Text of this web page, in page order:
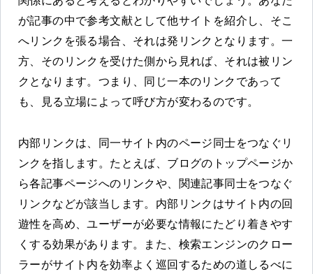
が記事の中で参考文献として他サイトを紹介し、そこ
へリンクを張る場合、それは発リンクとなります。一
方、そのリンクを受けた側から見れば、それは被リン
クとなります。つまり、同じ一本のリンクであって
も、見る立場によって呼び方が変わるのです。
内部リンクは、同一サイト内のページ同士をつなぐリ
ンクを指します。たとえば、ブログのトップページか
ら各記事ページへのリンクや、関連記事同士をつなぐ
リンクなどが該当します。内部リンクはサイト内の回
遊性を高め、ユーザーが必要な情報にたどり着きやす
くする効果があります。また、検索エンジンのクロー
ラーがサイト内を効率よく巡回するための道しるべに